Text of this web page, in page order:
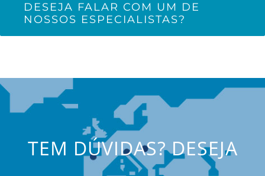
DESEJA FALAR COM UM DE
NOSSOS ESPECIALISTAS?
TEM DÚVIDAS? DESEJA